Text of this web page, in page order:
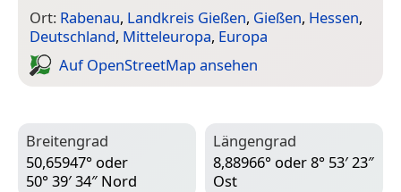
Ort: Rabenau, Landkreis Gießen, Gießen, Hessen,
Deutschland, Mitteleuropa, Europa
Auf Open­Street­Map ansehen
Breitengrad
50,65947° oder
50° 39′ 34″ Nord
Längengrad
8,88966° oder 8° 53′ 23″
Ost